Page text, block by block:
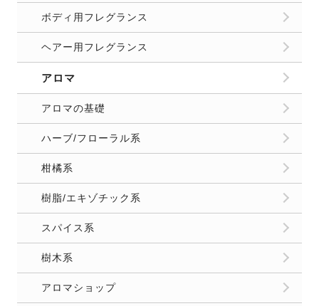
ボディ用フレグランス
ヘアー用フレグランス
アロマ
アロマの基礎
ハーブ/フローラル系
柑橘系
樹脂/エキゾチック系
スパイス系
樹木系
アロマショップ